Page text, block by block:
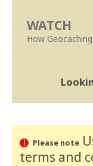
WATCH
How
Please note
terms and